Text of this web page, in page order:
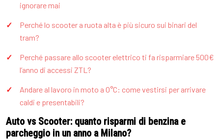
ignorare mai
Perché lo scooter a ruota alta è più sicuro sui binari del
tram?
Perché passare allo scooter elettrico ti fa risparmiare 500€
l’anno di accessi ZTL?
Andare al lavoro in moto a 0°C: come vestirsi per arrivare
caldi e presentabili?
Auto vs Scooter: quanto risparmi di benzina e
parcheggio in un anno a Milano?